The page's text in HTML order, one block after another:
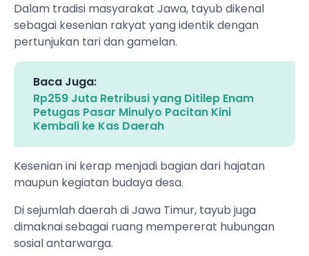
Dalam tradisi masyarakat Jawa, tayub dikenal
sebagai kesenian rakyat yang identik dengan
pertunjukan tari dan gamelan.
Baca Juga:
Rp259 Juta Retribusi yang Ditilep Enam
Petugas Pasar Minulyo Pacitan Kini
Kembali ke Kas Daerah
Kesenian ini kerap menjadi bagian dari hajatan
maupun kegiatan budaya desa.
Di sejumlah daerah di Jawa Timur, tayub juga
dimaknai sebagai ruang mempererat hubungan
sosial antarwarga.